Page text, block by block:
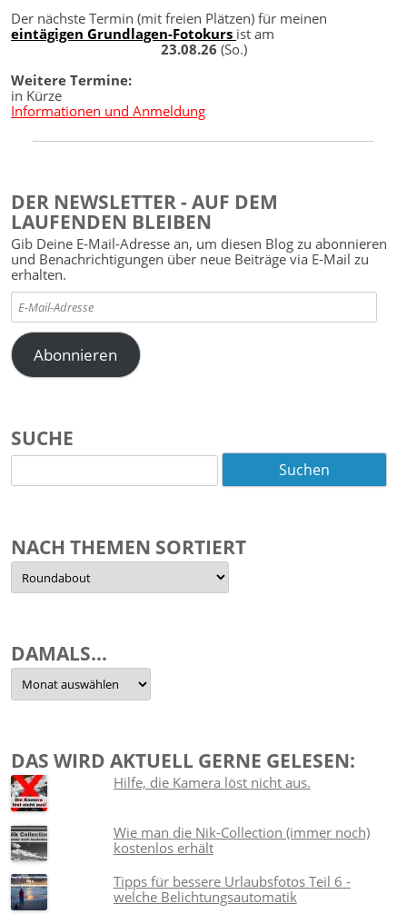
Der nächste Termin (mit freien Plätzen) für meinen
eintägigen Grundlagen-Fotokurs ist am
23.08.26 (So.)
Weitere Termine:
in Kürze
Informationen und Anmeldung
DER NEWSLETTER - AUF DEM
LAUFENDEN BLEIBEN
Gib Deine E-Mail-Adresse an, um diesen Blog zu abonnieren
und Benachrichtigungen über neue Beiträge via E-Mail zu
erhalten.
E-
Mail-
Adresse
Abonnieren
SUCHE
nach:
NACH THEMEN SORTIERT
Nach
Themen
sortiert
DAMALS…
Damals…
DAS WIRD AKTUELL GERNE GELESEN:
Hilfe, die Kamera löst nicht aus.
Wie man die Nik-Collection (immer noch)
kostenlos erhält
Tipps für bessere Urlaubsfotos Teil 6 -
welche Belichtungsautomatik